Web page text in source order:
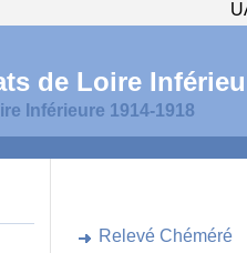
de Loire
Inférieure 1914-1918
Relevé Chéméré